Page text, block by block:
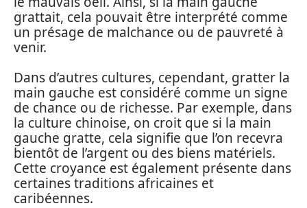
grattait, cela pouvait être interprété comme
un présage de malchance ou de pauvreté à
venir.
Dans d’autres cultures, cependant, gratter la
main gauche est considéré comme un signe
de chance ou de richesse. Par exemple, dans
la culture chinoise, on croit que si la main
gauche gratte, cela signifie que l’on recevra
bientôt de l’argent ou des biens matériels.
Cette croyance est également présente dans
certaines traditions africaines et
caribéennes.